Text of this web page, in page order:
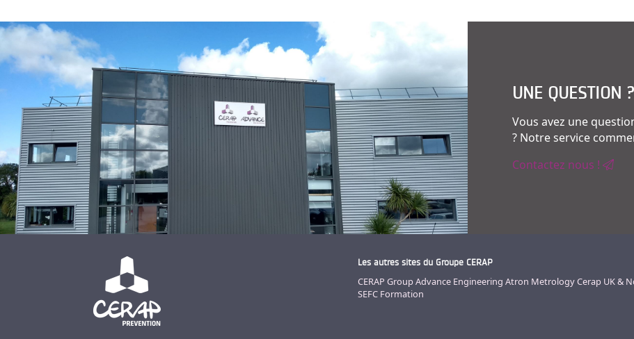
UNE QUESTION ?
Vous avez une
? Notre service
Contactez nous !
Les autres sites du Groupe CERAP
CERAP Group Advance Engineering Atron MetrologyCerap UK &
SEFC Formation